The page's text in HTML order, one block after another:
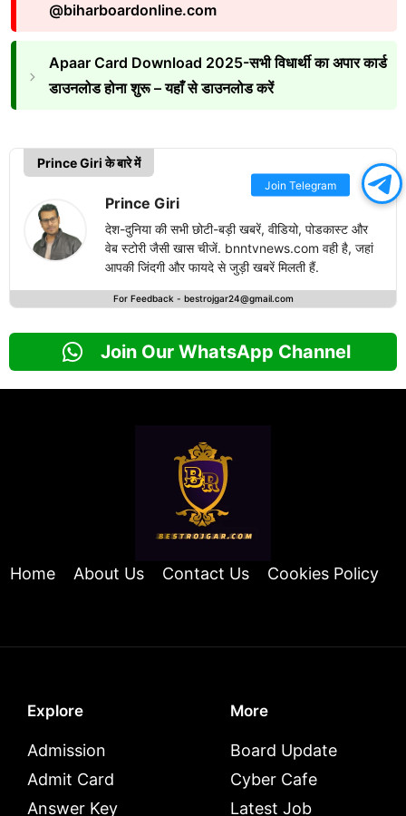
@biharboardonline.com
Apaar Card Download 2025-सभी विधार्थी का अपार कार्ड
डाउनलोड होना शुरू – यहाँ से डाउनलोड करें
Prince Giri के बारे में
Prince Giri
देश-दुनिया की सभी छोटी-बड़ी खबरें, वीडियो, पोडकास्ट और
वेब स्टोरी जैसी खास चीजें. bnntvnews.com वही है, जहां
आपकी जिंदगी और फायदे से जुड़ी खबरें मिलती हैं.
For Feedback - bestrojgar24@gmail.com
Join Our WhatsApp Channel
Home About Us Contact Us Cookies Policy
Explore
Admission
Admit Card
Answer Key
More
Board Update
Cyber Cafe
Latest Job
Join Telegram